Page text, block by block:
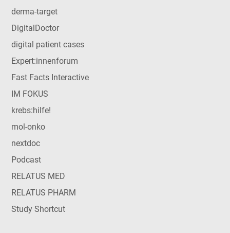
derma-target
DigitalDoctor
digital patient cases
Expert:innenforum
Fast Facts Interactive
IM FOKUS
krebs:hilfe!
mol-onko
nextdoc
Podcast
RELATUS MED
RELATUS PHARM
Study Shortcut